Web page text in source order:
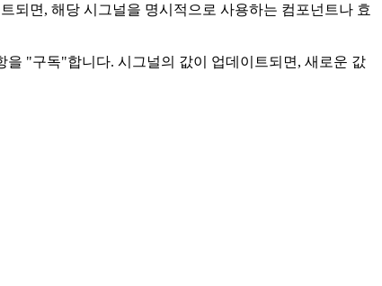
되면, 해당 시그널을 명시적으로 사용하는 컴포넌트나 효
"구독"합니다. 시그널의 값이 업데이트되면, 새로운 값